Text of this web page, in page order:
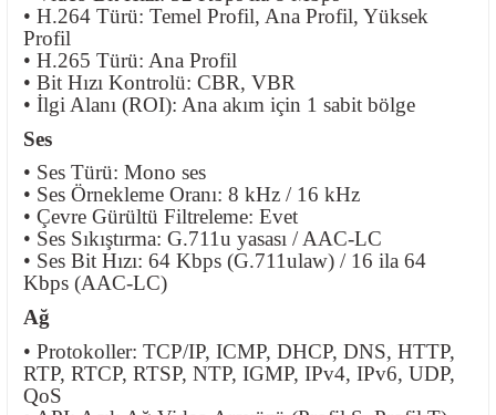
• H.264 Türü: Temel Profil, Ana Profil, Yüksek
Profil
• H.265 Türü: Ana Profil
• Bit Hızı Kontrolü: CBR, VBR
• İlgi Alanı (ROI): Ana akım için 1 sabit bölge
Ses
• Ses Türü: Mono ses
• Ses Örnekleme Oranı: 8 kHz / 16 kHz
• Çevre Gürültü Filtreleme: Evet
• Ses Sıkıştırma: G.711u yasası / AAC-LC
• Ses Bit Hızı: 64 Kbps (G.711ulaw) / 16 ila 64
Kbps (AAC-LC)
Ağ
• Protokoller: TCP/IP, ICMP, DHCP, DNS, HTTP,
RTP, RTCP, RTSP, NTP, IGMP, IPv4, IPv6, UDP,
QoS